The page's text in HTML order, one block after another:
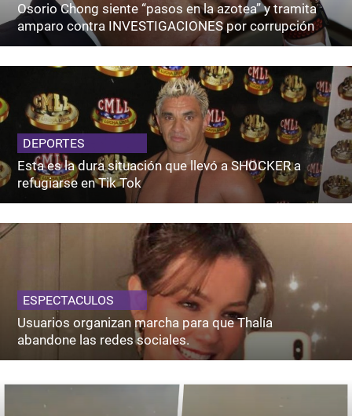
Osorio Chong siente “pasos en la azotea” y tramita
amparo contra INVESTIGACIONES por corrupción
DEPORTES
Esta es la dura situación que llevó a SHOCKER a
refugiarse en Tik Tok
ESPECTACULOS
Usuarios organizan marcha para que Thalía
abandone las redes sociales.